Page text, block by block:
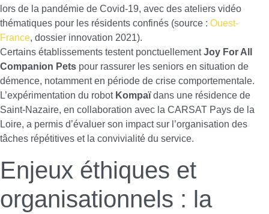
lors de la pandémie de Covid-19, avec des ateliers vidéo
thématiques pour les résidents confinés (source : Ouest-
France, dossier innovation 2021).
Certains établissements testent ponctuellementJoy For All
Companion Pets pour rassurer les seniors en situation de
démence, notamment en période de crise comportementale.
L’expérimentation du robot Kompaïdans une résidence de
Saint-Nazaire, en collaboration avec la CARSAT Pays de la
Loire, a permis d’évaluer son impact sur l’organisation des
tâches répétitives et la convivialité du service.
Enjeux éthiques et
organisationnels : la